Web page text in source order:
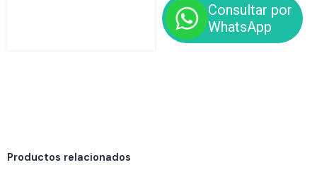
Consultar por
WhatsApp
Productos relacionados